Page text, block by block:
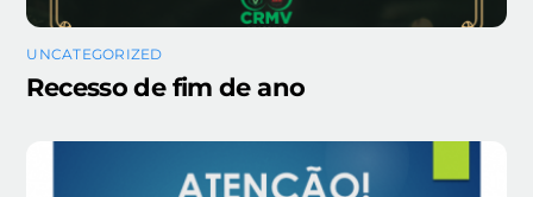
UNCATEGORIZED
Recesso de fim de ano